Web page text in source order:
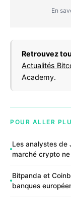
En
Retrouvez
Actualités
Academy.
POUR ALLER
Les analystes de
marché crypto
Bitpanda et
banques